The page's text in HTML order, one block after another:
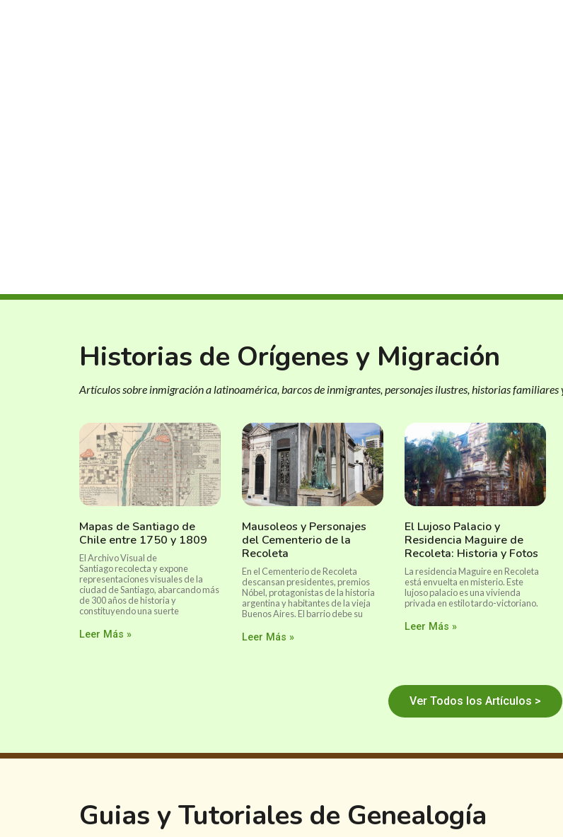
Historias de Orígenes y Migración
Artículos sobre inmigración a latinoamérica, barcos de inmigrantes, personajes ilustres, historias familiares
Mapas de Santiago de
Chile entre 1750 y 1809
El Archivo Visual de
Santiago recolecta y expone
representaciones visuales de la
ciudad de Santiago, abarcando más
de 300 años de historia y
constituyendo una suerte
Leer Más »
Mausoleos y Personajes
del Cementerio de la
Recoleta
En el Cementerio de Recoleta
descansan presidentes, premios
Nóbel, protagonistas de la historia
argentina y habitantes de la vieja
Buenos Aires. El barrio debe su
Leer Más »
El Lujoso Palacio y
Residencia Maguire de
Recoleta: Historia y Fotos
La residencia Maguire en Recoleta
está envuelta en misterio. Este
lujoso palacio es una vivienda
privada en estilo tardo-victoriano.
Leer Más »
Ver Todos los Artículos >
Guias y Tutoriales de Genealogía